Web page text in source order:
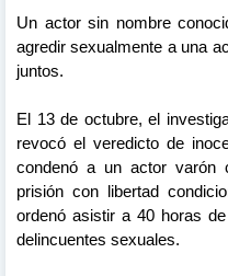
Un actor sin nombre
agredir sexualmente a una
juntos.
El 13 de octubre, el
revocó el veredicto de
condenó a un actor varón
prisión con libertad
ordenó asistir a 40 horas
delincuentes sexuales.